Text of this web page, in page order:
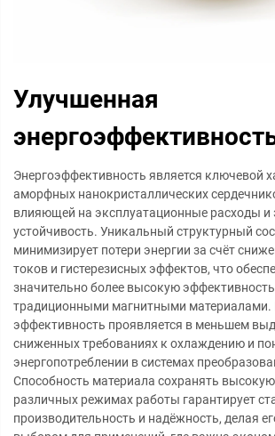
Улучшенная
Энергоэффективность является ключевой
аморфных нанокристаллических
влияющей на эксплуатационные расходы и
устойчивость. Уникальный структурный
минимизирует потери энергии за счёт
токов и гистерезисных эффектов, что
значительно более высокую
традиционными магнитными
эффективность проявляется в меньшем
сниженных требованиях к охлаждению и
энергопотреблении в системах
Способность материала сохранять
различных режимах работы гарантирует
производительность и надёжность, делая